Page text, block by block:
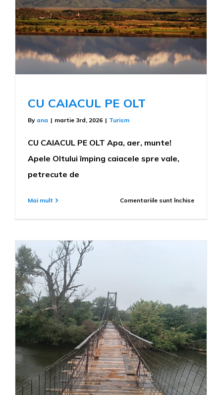
CU CAIACUL PE OLT
By ana | martie 3rd, 2026 | Turism
CU CAIACUL PE OLT Apa, aer, munte!
Apele Oltului împing caiacele spre vale,
petrecute de
Mai mult Comentariile sunt închisepentru